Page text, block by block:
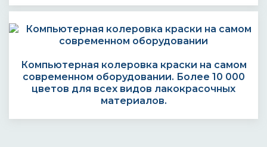
Компьютерная колеровка краски на самом
современном оборудовании. Более 10 000
цветов для всех видов лакокрасочных
материалов.